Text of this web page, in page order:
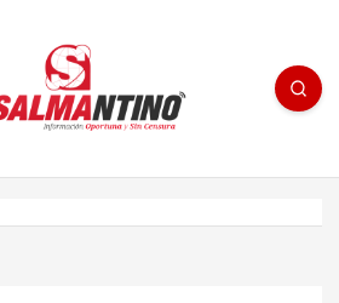
- medios/noticias/editorial